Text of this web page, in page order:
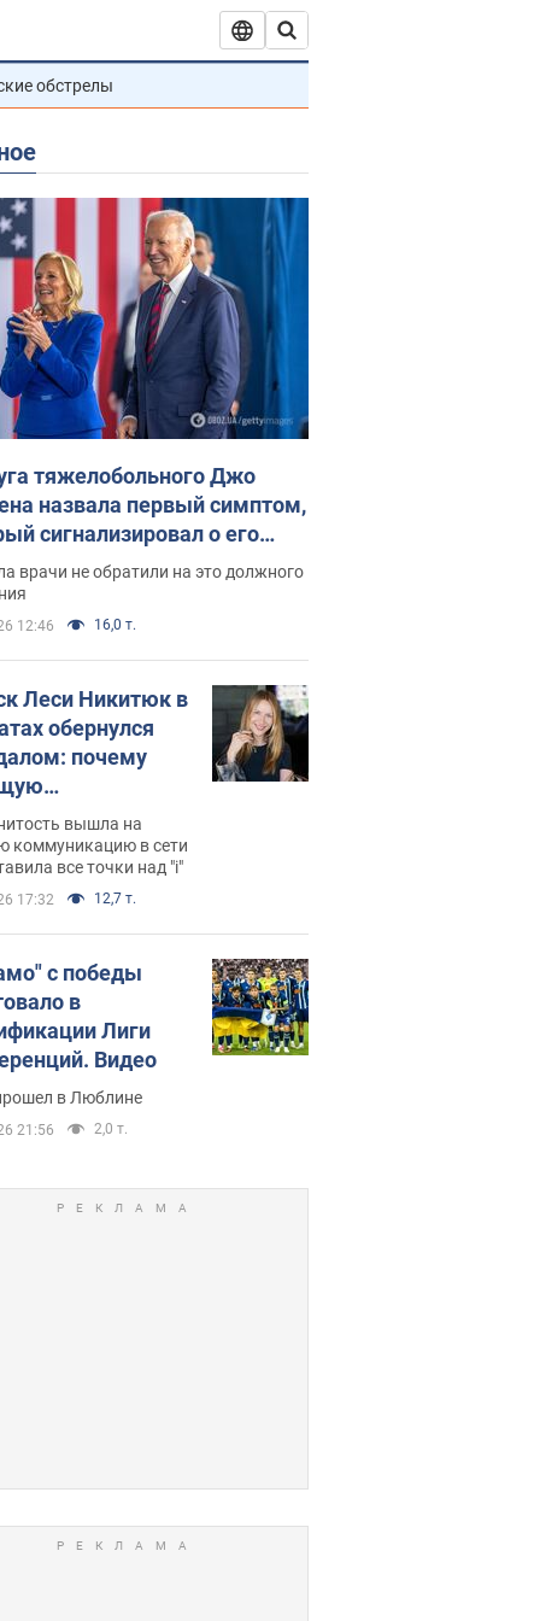
обстрелы
тяжелобольного Джо
назвала первый симптом,
сигнализировал о его
раке
врачи не обратили на это должного
12:46 16,0 т.
Леси Никитюк в
обернулся
почему
вышла на
коммуникацию в сети
все точки над "i"
17:32 12,7 т.
с победы
в
Лиги
Видео
в Люблине
21:56 2,0 т.